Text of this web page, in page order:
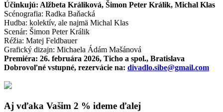
Účinkujú: Alžbeta Králiková, Šimon Peter Králik, Michal Klas
Scénografia: Radka Baňacká
Hudba: kolektív, ale najmä Michal Klas
Scenár: Šimon Peter Králik
Réžia: Matej Feldbauer
Grafický dizajn: Michaela Ádám Mašánová
Premiéra: 26. februára 2026, Ticho a spol., Bratislava
Dobrovoľné vstupné, rezervácie na: divadlo.sibe@gmail.com
Aj vďaka Vašim 2 % ideme ďalej